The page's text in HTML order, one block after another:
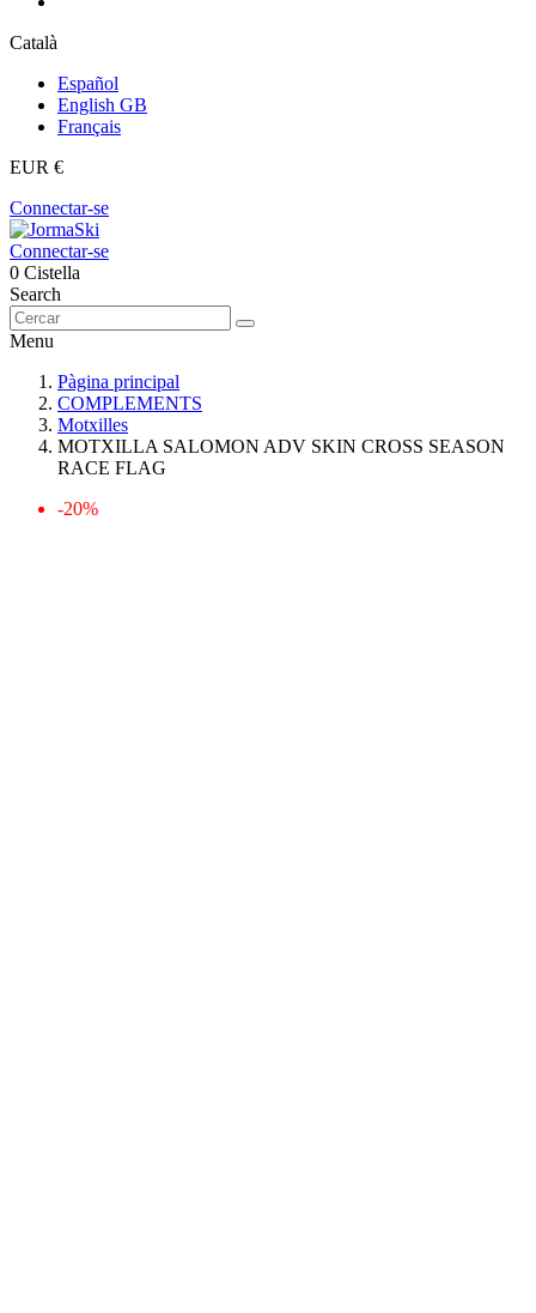
Català
Español
English GB
Français
EUR €
Connectar-se
Connectar-se
0 Cistella
Search
Menu
Pàgina principal
COMPLEMENTS
Motxilles
MOTXILLA SALOMON ADV SKIN CROSS SEASON
RACE FLAG
-20%